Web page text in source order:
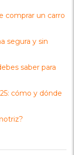
comprar un carro
segura y sin
saber para
cómo y dónde